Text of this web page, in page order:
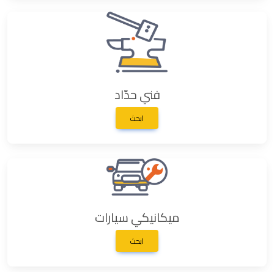
فني حدّاد
ابحث
ميكانيكي سيارات
ابحث